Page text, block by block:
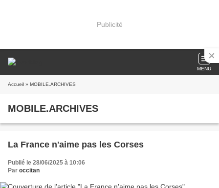
Publicité
MENU
Accueil » MOBILE.ARCHIVES
MOBILE.ARCHIVES
La France n'aime pas les Corses
Publié le 28/06/2025 à 10:06
Par occitan